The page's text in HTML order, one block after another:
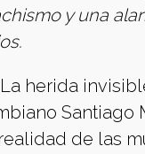
y una
herida
Santiago
de las